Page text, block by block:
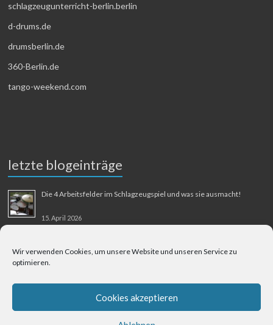
Wir verwenden Cookies, um unsere Website und unseren Service zu
optimieren.
Cookies akzeptieren
schlagzeugunterricht-berlin.berlin
d-drums.de
drumsberlin.de
360-Berlin.de
tango-weekend.com
letzte blogeinträge
Die 4 Arbeitsfelder im Schlagzeugspiel und was sie ausmacht!
15. April 2026
31. August 2025
Berliner Flughafen Tegel – Berlin-Bangkok